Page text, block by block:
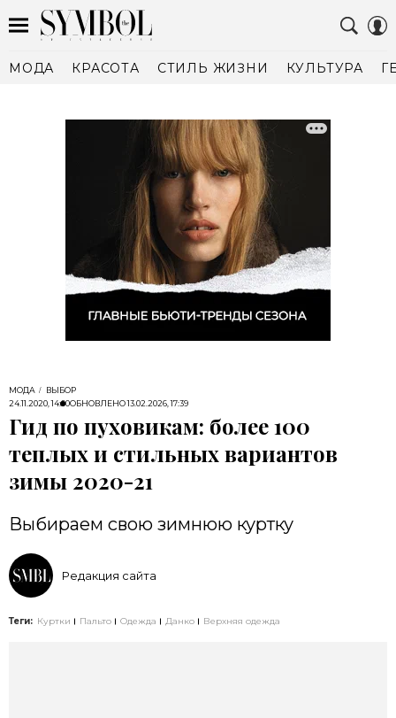
МОДА КРАСОТА СТИЛЬ ЖИЗНИ КУЛЬТУРА
МОДА
ВЫБОР
24.11.2020, 14:00ОБНОВЛЕНО13.02.2026, 17:39
Гид по пуховикам: более 100
теплых и стильных вариантов
зимы 2020-21
Выбираем свою зимнюю куртку
Редакция сайта
Теги: Куртки Пальто Одежда Данко Верхняя одежда